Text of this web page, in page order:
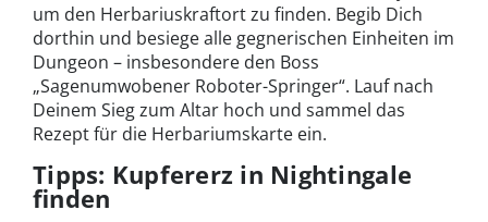
um den Herbariuskraftort zu finden. Begib Dich
dorthin und besiege alle gegnerischen Einheiten im
Dungeon – insbesondere den Boss
„Sagenumwobener Roboter-Springer“. Lauf nach
Deinem Sieg zum Altar hoch und sammel das
Rezept für die Herbariumskarte ein.
Tipps: Kupfererz in Nightingale
finden